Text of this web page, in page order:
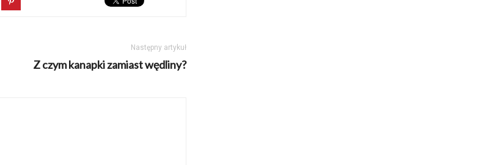
Następny artykuł
Z czym kanapki zamiast wędliny?